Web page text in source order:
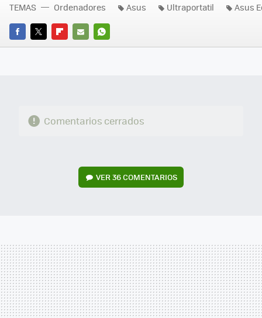
FACEBOOK
TWITTERFLIPBOARD
E-
WHATSAPP
TEMAS Ordenadores Asus Ultraportatil Asus
Comentarios cerrados
VER36 COMENTARIOS